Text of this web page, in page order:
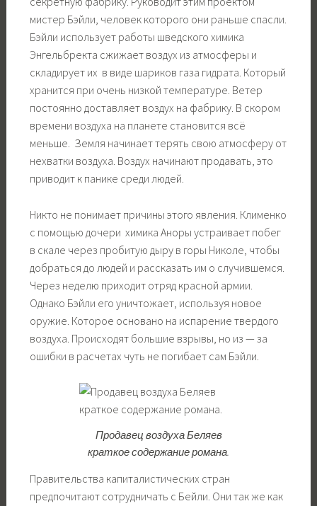
мистер Бэйли, человек которого они раньше спасли.
Бэйли использует работы шведского химика
Энгельбректа сжижает воздух из атмосферы и
складирует их в виде шариков газа гидрата. Который
хранится при очень низкой температуре. Ветер
постоянно доставляет воздух на фабрику. В скором
времени воздуха на планете становится всё
меньше. Земля начинает терять свою атмосферу от
нехватки воздуха. Воздух начинают продавать, это
приводит к панике среди людей.
Никто не понимает причины этого явления. Клименко
с помощью дочери химика Аноры устраивает побег
в скале через пробитую дыру в горы Николе, чтобы
добраться до людей и рассказать им о случившемся.
Через неделю приходит отряд красной армии.
Однако Бэйли его уничтожает, используя новое
оружие. Которое основано на испарение твердого
воздуха. Происходят большие взрывы, но из — за
ошибки в расчетах чуть не погибает сам Бэйли.
Продавец воздуха Беляев
краткое содержание романа.
Правительства капиталистических стран
предпочитают сотрудничать с Бейли. Они так же как